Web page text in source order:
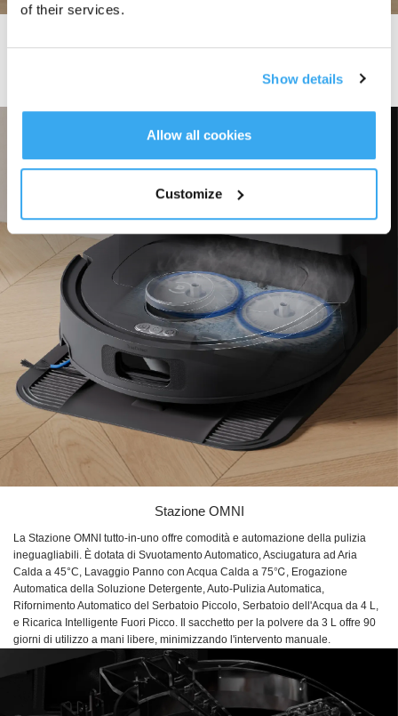
of their services.
Show details
Allow all cookies
Customize
Stazione OMNI
La Stazione OMNI tutto-in-uno offre comodità e automazione della pulizia
ineguagliabili. È dotata di Svuotamento Automatico, Asciugatura ad Aria
Calda a 45°C, Lavaggio Panno con Acqua Calda a 75℃, Erogazione
Automatica della Soluzione Detergente, Auto-Pulizia Automatica,
Rifornimento Automatico del Serbatoio Piccolo, Serbatoio dell'Acqua da 4 L,
e Ricarica Intelligente Fuori Picco. Il sacchetto per la polvere da 3 L offre 90
giorni di utilizzo a mani libere, minimizzando l'intervento manuale.